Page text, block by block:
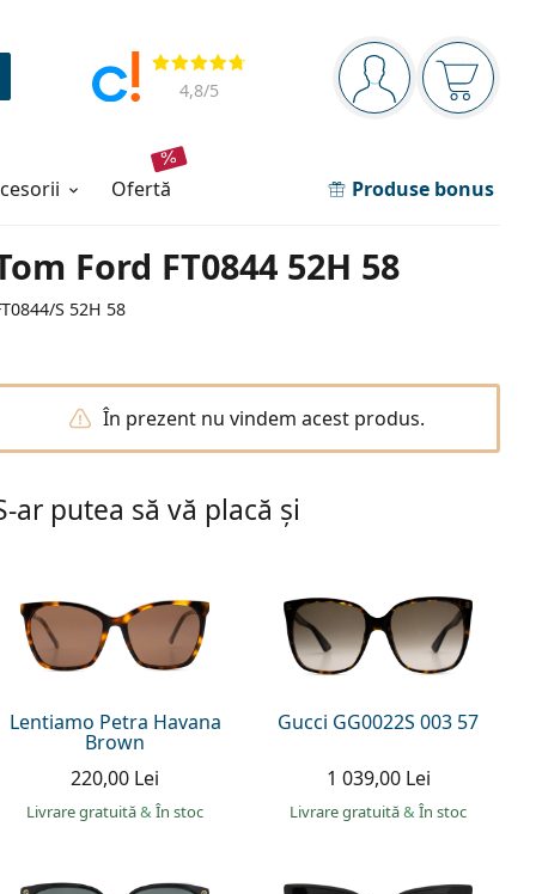
Panou de navigare
Sunteți logat
Coșul
Opinii
4,8/5
ofertă Produse bonus
Ford FT0844 52H 58
S 52H 58
În prezent nu vindem acest produs.
ar putea să vă placă și
Lentiamo Petra Havana
Brown
220,00 Lei
Livrare gratuită& În stoc
Gucci GG0022S 003 57
1 039,00 Lei
Livrare gratuită& În stoc